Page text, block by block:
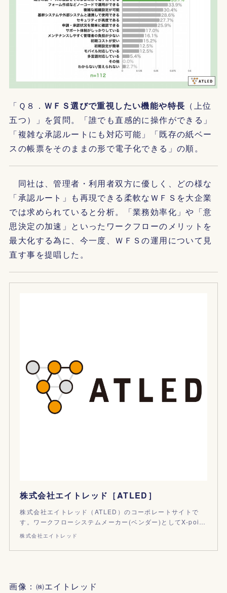
「Ｑ８． ＷＦＳ選びで重視したい機能や特長 （上位
五つ）」を質問。「誰でも直感的に操作ができる」
「複雑な承認ルートにも対応可能」「既存の紙ベー
スの帳票をそのままの形で電子化できる」の順。
同社は、管理者・利用者双方に優しく、どの様な
「承認ルート」も再現できる柔軟なＷＦＳを大企業
では求められていると分析。「業務効率化」や「意
思決定の加速」といったワークフローのメリットを
最大化する為に、今一度、ＷＦＳの運用について見
直す事を提唱した。
株式会社エイトレッド［ATLED］
株式会社エイトレッド（ATLED）のコーポレートサイトで
す。ワークフローシステムメーカー(ベンダー)としてX-poi…
株式会社エイトレッド
画像：㈱エイトレッド